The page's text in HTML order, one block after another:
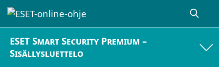
ESET Smart Security Premium –
Sisällysluettelo